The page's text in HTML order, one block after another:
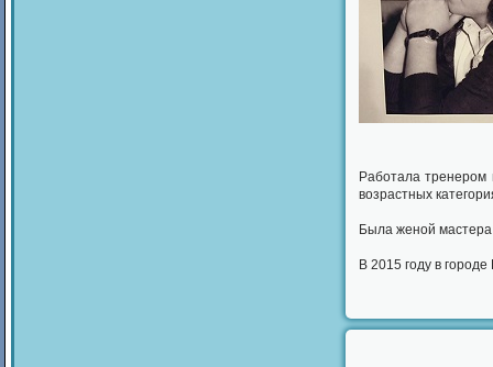
Работала
возрастных
Была женой
В 2015 году в